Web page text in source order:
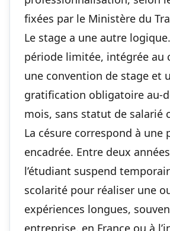
fixées par le Ministère du
Le stage a une autre logique.
période limitée, intégrée au
une convention de stage et
gratification obligatoire au-
mois, sans statut de salarié
La césure correspond à une
encadrée. Entre deux
l’étudiant suspend
scolarité pour réaliser une
expériences longues,
entreprise, en France ou à